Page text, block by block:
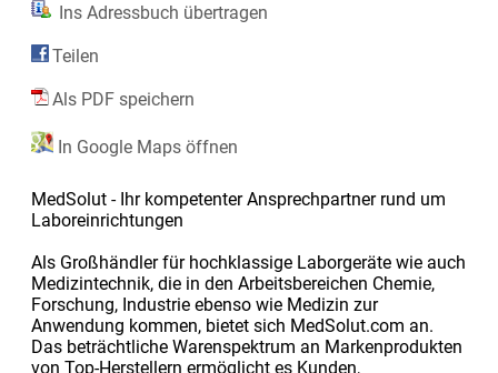
Ins Adressbuch übertragen
Teilen
Als PDF speichern
In Google Maps öffnen
MedSolut - Ihr kompetenter Ansprechpartner rund um
Laboreinrichtungen
Als Großhändler für hochklassige Laborgeräte wie auch
Medizintechnik, die in den Arbeitsbereichen Chemie,
Forschung, Industrie ebenso wie Medizin zur
Anwendung kommen, bietet sich MedSolut.com an.
Das beträchtliche Warenspektrum an Markenprodukten
von Top-Herstellern ermöglicht es Kunden,